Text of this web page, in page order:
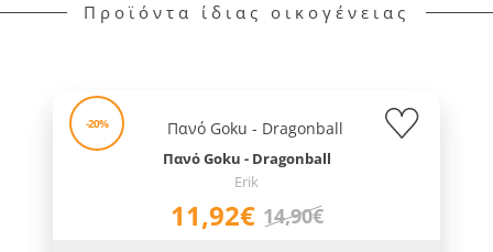
Προϊόντα ίδιας οικογένειας
-20%
Πανό Goku - Dragonball
Erik
11,92€ 14,90€